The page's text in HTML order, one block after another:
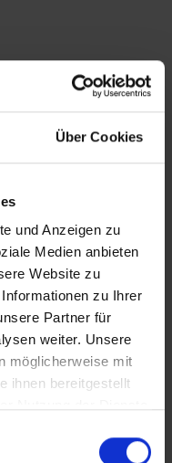
Über Cookies
und Anzeigen zu
Medien anbieten
Website zu
zu Ihrer
Partner für
weiter. Unsere
möglicherweise mit
ihnen bereitgestellt
soll nicht